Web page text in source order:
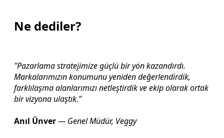
Ne dediler?
"Pazarlama stratejimize güçlü bir yön kazandırdı.
Markalarımızın konumunu yeniden değerlendirdik,
farklılaşma alanlarımızı netleştirdik ve ekip olarak ortak
bir vizyona ulaştık."
Anıl Ünver— Genel Müdür, Veggy